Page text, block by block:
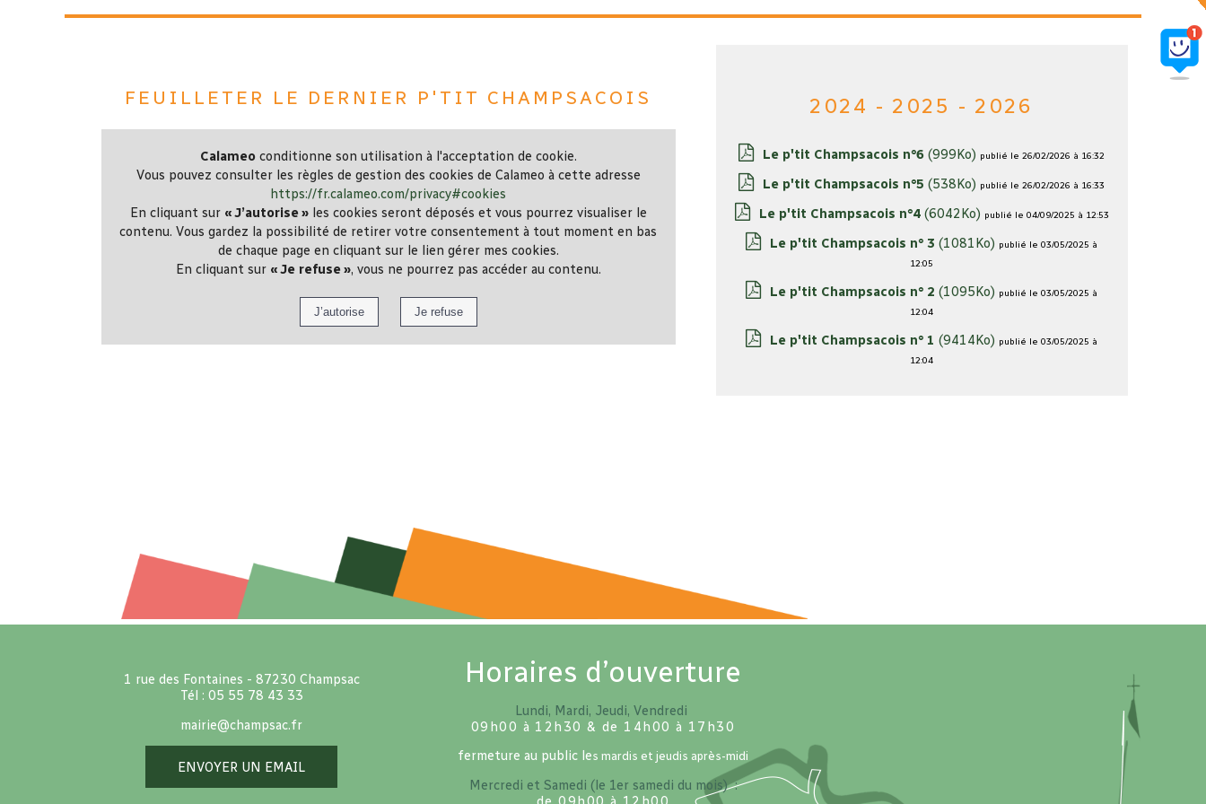
Feuilleter le dernier P'tit champsacois
Calameoconditionne son utilisation à l'acceptation de cookie.
Vous pouvez consulter les règles de gestion des cookies de Calameo à cette adresse
https://fr.calameo.com/privacy#cookies
En cliquant sur « J’autorise »les cookies seront déposés et vous pourrez visualiser le
contenu. Vous gardez la possibilité de retirer votre consentement à tout moment en bas
de chaque page en cliquant sur le lien gérer mes cookies.
En cliquant sur « Je refuse », vous ne pourrez pas accéder au contenu.
2024 - 2025 - 2026
Le p'tit Champsacois n°6 (999Ko) publié le 26/02/2026 à 16:32
Le p'tit Champsacois n°5 (538Ko) publié le 26/02/2026 à 16:33
Le p'tit Champsacois n°4(6042Ko) publié le 04/09/2025 à 12:53
Le p'tit Champsacois n° 3 (1081Ko) publié le 03/05/2025 à
12:05
Le p'tit Champsacois n° 2 (1095Ko) publié le 03/05/2025 à
12:04
Le p'tit Champsacois n° 1 (9414Ko) publié le 03/05/2025 à
12:04
1 rue des Fontaines - 87230 Champsac
Tél : 05 55 78 43 33
mairie@champsac.fr
ENVOYER UN EMAIL
Horaires d’ouverture
Lundi, Mardi, Jeudi, Vendredi
09h00 à 12h30 & de 14h00 à 17h30
fermeture au public les mardis et jeudis après-midi
Mercredi et Samedi (le 1er samedi du mois) :